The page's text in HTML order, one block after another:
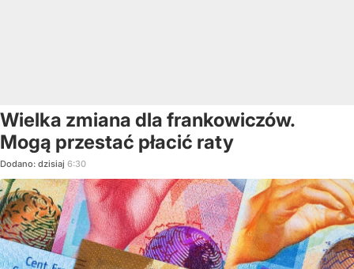
Wielka zmiana dla frankowiczów.
Mogą przestać płacić raty
Dodano: dzisiaj 6:30